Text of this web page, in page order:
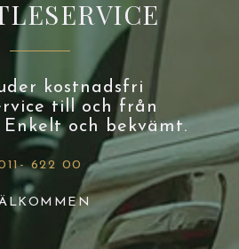
kostnadsfri
till och från
och bekvämt.
622 00